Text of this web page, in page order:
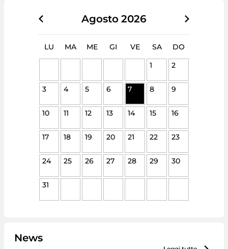
Agosto 2026
LU MA ME GI VE SA
DO
1
2
3 4 5 6 7 8 9
10 11 12 13 14 15 16
17 18 19 20 21 22 23
24 25 26 27 28 29 30
31
News